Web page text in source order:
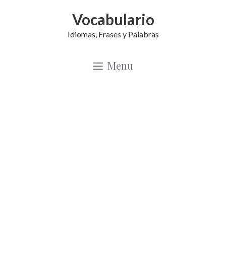
Vocabulario
Idiomas, Frases y Palabras
Menu